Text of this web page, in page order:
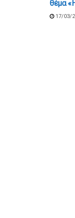
θέμα
17/03/